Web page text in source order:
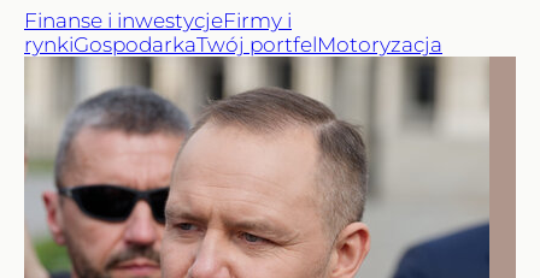
Finanse i inwestycjeFirmy i
rynkiGospodarkaTwój portfelMotoryzacja